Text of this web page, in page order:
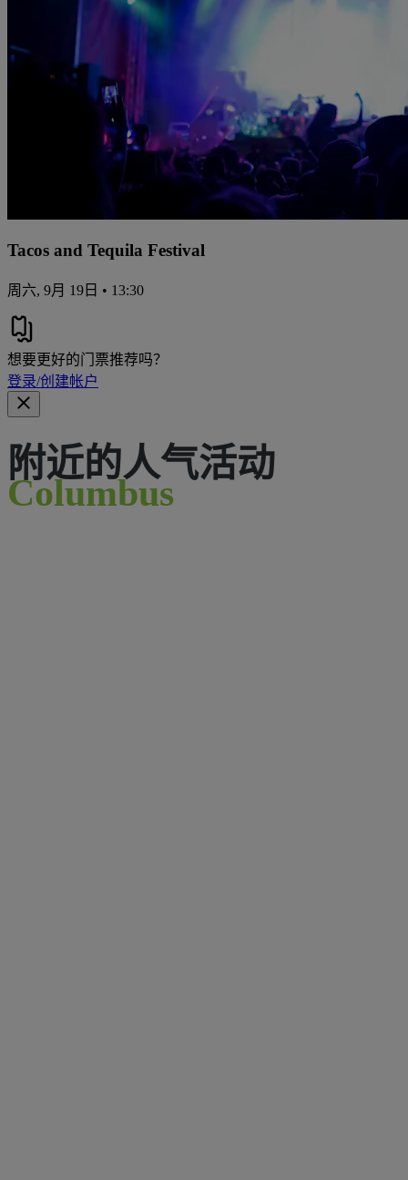
Tacos and Tequila Festival
周六, 9月 19日 • 13:30
想要更好的门票推荐吗？
登录/创建帐户
附近的人气活动
Columbus